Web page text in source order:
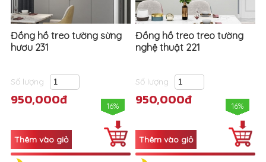
Đồng hồ treo tường sừng
hươu 231
Số lượng
950,000đ 16%
Đồng hồ treo treo tường
nghệ thuật 221
Số lượng
950,000đ 16%